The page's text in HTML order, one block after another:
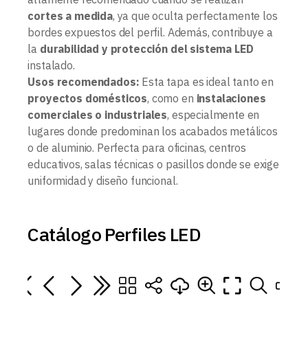
cortes a medida, ya que oculta perfectamente los
bordes expuestos del perfil. Además, contribuye a
la durabilidad y protección del sistema LED
instalado.
Usos recomendados: Esta tapa es ideal tanto en
proyectos domésticos, como en instalaciones
comerciales o industriales, especialmente en
lugares donde predominan los acabados metálicos
o de aluminio. Perfecta para oficinas, centros
educativos, salas técnicas o pasillos donde se exige
uniformidad y diseño funcional.
Catálogo Perfiles LED